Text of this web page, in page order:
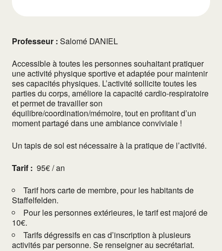
Professeur : Salomé DANIEL
Accessible à toutes les personnes souhaitant pratiquer
une activité physique sportive et adaptée pour maintenir
ses capacités physiques. L’activité sollicite toutes les
parties du corps, améliore la capacité cardio-respiratoire
et permet de travailler son
équilibre/coordination/mémoire, tout en profitant d’un
moment partagé dans une ambiance conviviale !
Un tapis de sol est nécessaire à la pratique de l’activité.
Tarif : 95€ / an
Tarif hors carte de membre, pour les habitants de
Staffelfelden.
Pour les personnes extérieures, le tarif est majoré de
10€.
Tarifs dégressifs en cas d’inscription à plusieurs
activités par personne. Se renseigner au secrétariat.